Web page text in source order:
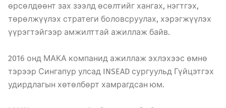
өрсөлдөөнт зах зээлд өсөлтийг хангах, нэгтгэх,
төрөлжүүлэх стратеги боловсруулах, хэрэгжүүлэх
үүрэгтэйгээр амжилттай ажиллаж байв.
2016 онд МАКА компанид ажиллаж эхлэхээс өмнө
тэрээр Сингапур улсад INSEAD сургуульд Гүйцэтгэх
удирдлагын хөтөлбөрт хамрагдсан юм.